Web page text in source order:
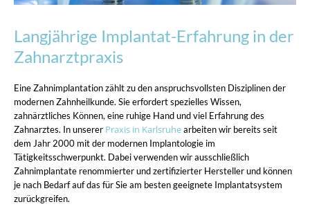
Langjährige Implantat-Erfahrung in der
Zahnarztpraxis
Eine Zahnimplantation zählt zu den anspruchsvollsten Disziplinen der
modernen Zahnheilkunde. Sie erfordert spezielles Wissen,
zahnärztliches Können, eine ruhige Hand und viel Erfahrung des
Zahnarztes. In unserer Praxis in Karlsruhearbeiten wir bereits seit
dem Jahr 2000 mit der modernen Implantologie im
Tätigkeitsschwerpunkt. Dabei verwenden wir ausschließlich
Zahnimplantate renommierter und zertifizierter Hersteller und können
je nach Bedarf auf das für Sie am besten geeignete Implantatsystem
zurückgreifen.